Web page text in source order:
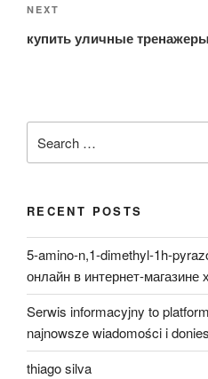
Next
Post
NEXT
купить уличные
for:
RECENT POSTS
5-amino-n,1-dimethyl-1h-
онлайн в интернет-магазине
Serwis informacyjny to
najnowsze wiadomości i
thiago silva